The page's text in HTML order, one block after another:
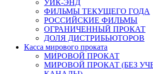
УИК-ЭНД
ФИЛЬМЫ ТЕКУЩЕГО ГОДА
РОССИЙСКИЕ ФИЛЬМЫ
ОГРАНИЧЕННЫЙ ПРОКАТ
ДОЛЯ ДИСТРИБЬЮТОРОВ
Касса мирового проката
МИРОВОЙ ПРОКАТ
МИРОВОЙ ПРОКАТ (БЕЗ